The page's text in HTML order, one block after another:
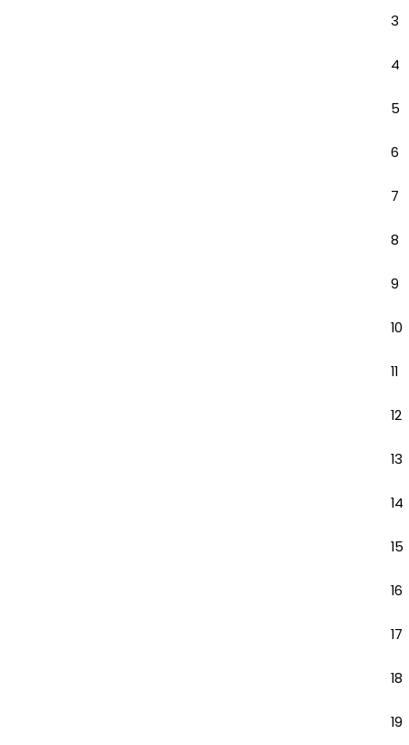
3
4
5
6
7
8
9
10
11
12
13
14
15
16
17
18
19